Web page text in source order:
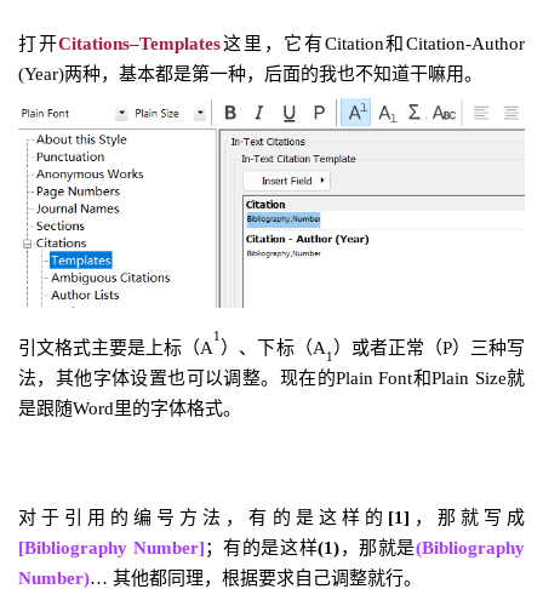
打开Citations–Templates这里，它有Citation和Citation-Author
(Year)两种，基本都是第一种，后面的我也不知道干嘛用。
引文格式主要是上标（A
1
）、下标（A1 ）或者正常（P）三种写
法，其他字体设置也可以调整。现在的Plain Font和Plain Size就
是跟随Word里的字体格式。
对于引用的编号方法，有的是这样的 [1] ，那就写成
[Bibliography Number]；有的是这样(1)，那就是(Bibliography
Number)… 其他都同理，根据要求自己调整就行。